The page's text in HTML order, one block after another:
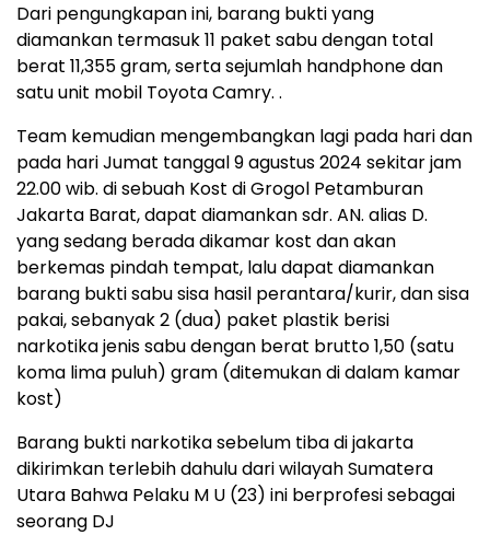
Dari pengungkapan ini, barang bukti yang
diamankan termasuk 11 paket sabu dengan total
berat 11,355 gram, serta sejumlah handphone dan
satu unit mobil Toyota Camry. .
Team kemudian mengembangkan lagi pada hari dan
pada hari Jumat tanggal 9 agustus 2024 sekitar jam
22.00 wib. di sebuah Kost di Grogol Petamburan
Jakarta Barat, dapat diamankan sdr. AN. alias D.
yang sedang berada dikamar kost dan akan
berkemas pindah tempat, lalu dapat diamankan
barang bukti sabu sisa hasil perantara/kurir, dan sisa
pakai, sebanyak 2 (dua) paket plastik berisi
narkotika jenis sabu dengan berat brutto 1,50 (satu
koma lima puluh) gram (ditemukan di dalam kamar
kost)
Barang bukti narkotika sebelum tiba di jakarta
dikirimkan terlebih dahulu dari wilayah Sumatera
Utara Bahwa Pelaku M U (23) ini berprofesi sebagai
seorang DJ